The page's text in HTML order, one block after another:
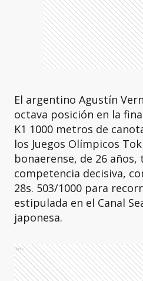
El argentino Agustín
octava posición en la
K1 1000 metros de
los Juegos Olímpicos
bonaerense, de 26
competencia decisiva,
28s. 503/1000 para
estipulada en el Canal
japonesa.
Ads